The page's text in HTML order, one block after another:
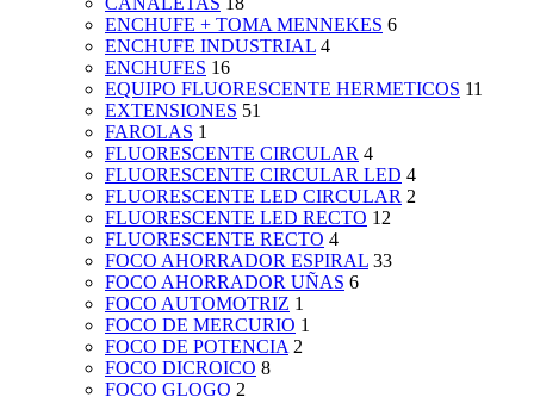
ENCHUFE + TOMA MENNEKES 6
ENCHUFE INDUSTRIAL 4
ENCHUFES 16
EQUIPO FLUORESCENTE HERMETICOS 11
EXTENSIONES 51
FAROLAS 1
FLUORESCENTE CIRCULAR 4
FLUORESCENTE CIRCULAR LED 4
FLUORESCENTE LED CIRCULAR 2
FLUORESCENTE LED RECTO 12
FLUORESCENTE RECTO 4
FOCO AHORRADOR ESPIRAL 33
FOCO AHORRADOR UÑAS 6
FOCO AUTOMOTRIZ 1
FOCO DE MERCURIO 1
FOCO DE POTENCIA 2
FOCO DICROICO 8
FOCO GLOGO 2